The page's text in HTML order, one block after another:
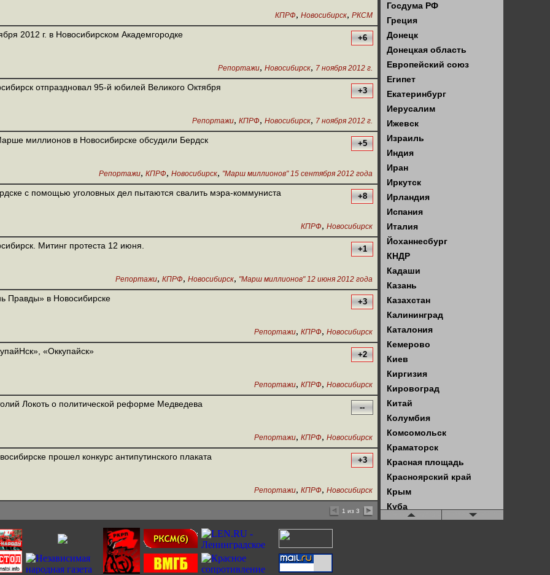
КПРФ, Новосибирск, РКСМ
2012 г. в Новосибирском Академгородке +6
Репортажи, Новосибирск, 7 ноября 2012 г.
отпраздновал 95-й юбилей Великого Октября +3
Репортажи, КПРФ, Новосибирск, 7 ноября 2012 г.
миллионов в Новосибирске обсудили Бердск +5
Репортажи, КПРФ, Новосибирск, "Марш миллионов" 15 сентября 2012 года
с помощью уголовных дел пытаются свалить мэра-коммуниста +8
КПРФ, Новосибирск
Митинг протеста 12 июня. +1
Репортажи, КПРФ, Новосибирск, "Марш миллионов" 12 июня 2012 года
Правды» в Новосибирске +3
Репортажи, КПРФ, Новосибирск
«Оккупайск» +2
Репортажи, КПРФ, Новосибирск
Локоть о политической реформе Медведева --
Репортажи, КПРФ, Новосибирск
прошел конкурс антипутинского плаката +3
Репортажи, КПРФ, Новосибирск
1 из 3
Госдума РФ
Греция
Донецк
Донецкая область
Европейский союз
Египет
Екатеринбург
Иерусалим
Ижевск
Израиль
Индия
Иран
Иркутск
Ирландия
Испания
Италия
Йоханнесбург
КНДР
Кадаши
Казань
Казахстан
Калининград
Каталония
Кемерово
Киев
Киргизия
Кировоград
Китай
Колумбия
Комсомольск
Краматорск
Красная площадь
Красноярский край
Крым
Куба
Кузбасс